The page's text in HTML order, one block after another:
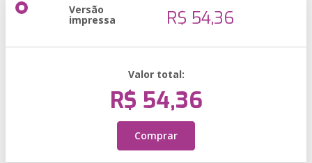
Versão
impressa R$ 54,36
Valor total:
R$ 54,36
Comprar